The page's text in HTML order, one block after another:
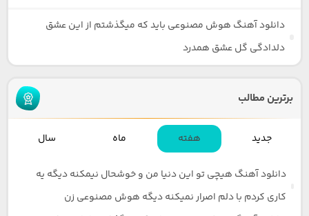
دانلود آهنگ هوش مصنوعی باید که میگذشتم از این عشق
دلدادگی گل عشق همدرد
برترین مطالب
جدید هفته ماه سال
دانلود آهنگ هیچی تو این دنیا من و خوشحال نیمکنه دیگه یه
کاری کردم با دلم اصرار نمیکنه دیگه هوش مصنوعی زن